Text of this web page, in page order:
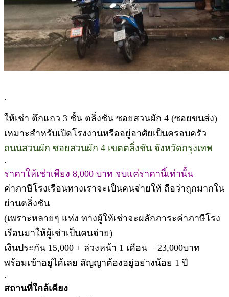
.
ให้เช่า ตึกแถว 3 ชั้น ตลิ่งชัน ซอยสวนผัก 4 (ซอยขนส่ง)
เหมาะสำหรับเปิดโรงงานหรืออยู่อาศัยเป็นครอบครัว
ถนนสวนผัก ซอยสวนผัก 4 เขตตลิ่งชัน จังหวัดกรุงเทพ
.
ราคาให้เช่าเพียง 8,000 บาท จบแค่ราคานี้เท่านั้น
ค่าภาษีโรงเรือนทางเราจะเป็นคนจ่ายให้ ถือว่าถูกมากใน
ย่านตลิ่งชัน
(เพราะหลายๆ แห่ง ทางผู้ให้เช่าจะผลักภาระค่าภาษีโรง
เรือนมาให้ผู้เช่าเป็นคนจ่าย)
เงินประกัน 15,000 + ล่วงหน้า 1 เดือน = 23,000บาท
พร้อมเข้าอยู่ได้เลย สัญญาต้องอยู่อย่างน้อย 1 ปี
.
สถานที่ใกล้เคียง